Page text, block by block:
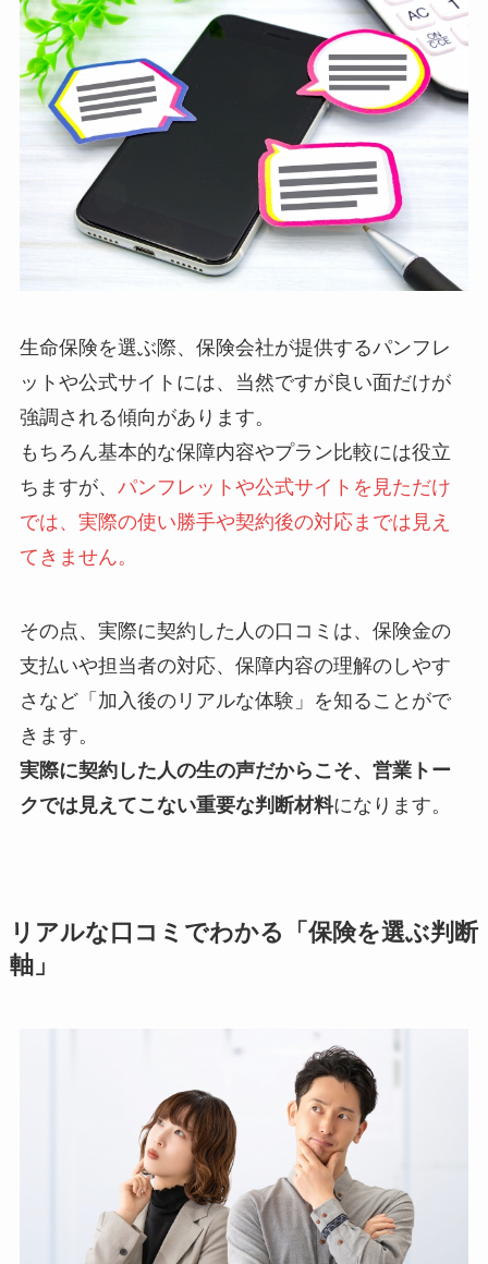
生命保険を選ぶ際、保険会社が提供するパンフレ
ットや公式サイトには、当然ですが良い面だけが
強調される傾向があります。
もちろん基本的な保障内容やプラン比較には役立
ちますが、 パンフレットや公式サイトを見ただけ
では、実際の使い勝手や契約後の対応までは見え
てきません。
その点、実際に契約した人の口コミは、保険金の
支払いや担当者の対応、保障内容の理解のしやす
さなど「加入後のリアルな体験」を知ることがで
きます。
実際に契約した人の生の声だからこそ、営業トー
クでは見えてこない重要な判断材料になります。
リアルな口コミでわかる「保険を選ぶ判断
軸」